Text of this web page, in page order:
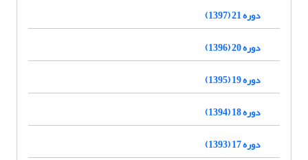
دوره 21 (1397)
دوره 20 (1396)
دوره 19 (1395)
دوره 18 (1394)
دوره 17 (1393)